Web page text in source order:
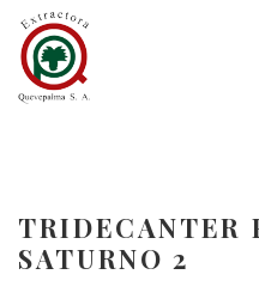
TRIDECANTER
SATURNO 2